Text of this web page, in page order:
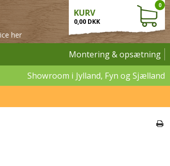
her
KURV
0,00 DKK
0
Montering & opsætning
Showroom i Jylland, Fyn og Sjælland